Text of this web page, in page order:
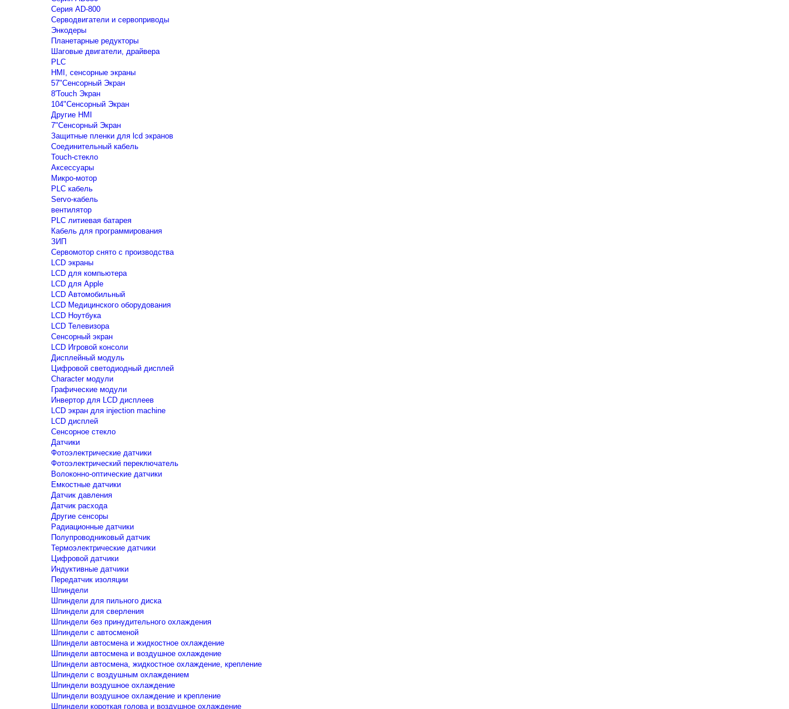
Серия AD-800
Серводвигатели и сервоприводы
Энкодеры
Планетарные редукторы
Шаговые двигатели, драйвера
PLC
HMI, сенсорные экраны
57"Сенсорный Экран
8'Touch Экран
104"Сенсорный Экран
Другие HMI
7"Сенсорный Экран
Защитные пленки для lcd экранов
Соединительный кабель
Touch-стекло
Аксессуары
Микро-мотор
PLC кабель
Servo-кабель
вентилятор
PLC литиевая батарея
Кабель для программирования
ЗИП
Сервомотор снято с производства
LCD экраны
LCD для компьютера
LCD для Apple
LCD Автомобильный
LCD Медицинского оборудования
LCD Ноутбука
LCD Телевизора
Сенсорный экран
LCD Игровой консоли
Дисплейный модуль
Цифровой светодиодный дисплей
Сharacter модули
Графические модули
Инвертор для LCD дисплеев
LCD экран для injection machine
LCD дисплей
Сенсорное стекло
Датчики
Фотоэлектрические датчики
Фотоэлектрический переключатель
Волоконно-оптические датчики
Емкостные датчики
Датчик давления
Датчик расхода
Другие сенсоры
Радиационные датчики
Полупроводниковый датчик
Термоэлектрические датчики
Цифровой датчики
Индуктивные датчики
Передатчик изоляции
Шпиндели
Шпиндели для пильного диска
Шпиндели для сверления
Шпиндели без принудительного охлаждения
Шпиндели с автосменой
Шпиндели автосмена и жидкостное охлаждение
Шпиндели автосмена и воздушное охлаждение
Шпиндели автосмена, жидкостное охлаждение, крепление
Шпиндели с воздушным охлаждением
Шпиндели воздушное охлаждение
Шпиндели воздушное охлаждение и крепление
Шпиндели короткая голова и воздушное охлаждение